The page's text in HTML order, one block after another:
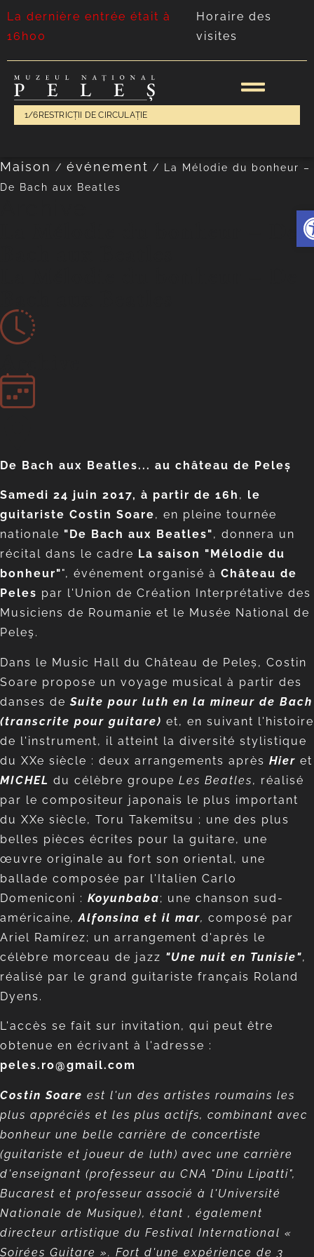
La dernière entrée était à
16h00
Horaire des
visites
1/6 RESTRICȚII DE CIRCULAȚIE
Maison / événement /
La Mélodie du bonheur –
De Bach aux Beatles
De Bach aux Beatles... au château de Peleș
Samedi 24 juin 2017, à partir de 16h , le
guitariste Costin Soare, en pleine tournée
nationale "De Bach aux Beatles", donnera un
récital dans le cadre La saison "Mélodie du
bonheur"", événement organisé à Château de
Peles par l'Union de Création Interprétative des
Musiciens de Roumanie et le Musée National de
Peleş.
Dans le Music Hall du Château de Peleș, Costin
Soare propose un voyage musical à partir des
danses deSuite pour luth en la mineur de Bach
(transcrite pour guitare) et, en suivant l'histoire
de l'instrument, il atteint la diversité stylistique
du XXe siècle : deux arrangements après Hier et
MICHEL du célèbre groupe Les Beatles, réalisé
par le compositeur japonais le plus important
du XXe siècle, Toru Takemitsu ; une des plus
belles pièces écrites pour la guitare, une
œuvre originale au fort son oriental, une
ballade composée par l'Italien Carlo
Domeniconi : Koyunbaba; une chanson sud-
américaine,Alfonsina et il mar, composé par
Ariel Ramírez; un arrangement d'après le
célèbre morceau de jazz "Une nuit en Tunisie",
réalisé par le grand guitariste français Roland
Dyens.
L'accès se fait sur invitation, qui peut être
obtenue en écrivant à l'adresse :
peles.ro@gmail.com
Costin Soare est l'un des artistes roumains les
plus appréciés et les plus actifs, combinant avec
bonheur une belle carrière de concertiste
(guitariste et joueur de luth) avec une carrière
d'enseignant (professeur au CNA "Dinu Lipatti",
Bucarest et professeur associé à l'Université
Nationale de Musique), étant , également
directeur artistique du Festival International «
Soirées Guitare ». Fort d'une expérience de 3